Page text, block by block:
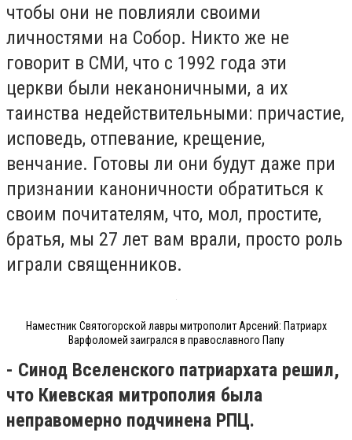
чтобы они не повлияли своими
личностями на Собор. Никто же не
говорит в СМИ, что с 1992 года эти
церкви были неканоничными, а их
таинства недействительными: причастие,
исповедь, отпевание, крещение,
венчание. Готовы ли они будут даже при
признании каноничности обратиться к
своим почитателям, что, мол, простите,
братья, мы 27 лет вам врали, просто роль
играли священников.
Наместник Святогорской лавры митрополит Арсений: Патриарх
Варфоломей заигрался в православного Папу
- Синод Вселенского патриархата решил,
что Киевская митрополия была
неправомерно подчинена РПЦ.